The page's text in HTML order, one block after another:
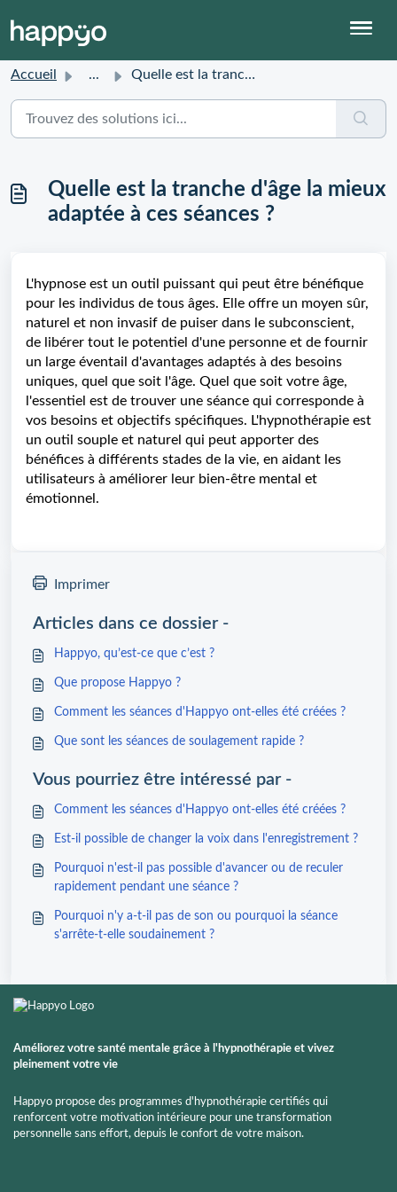
Accueil ... Quelle est la tranche d'âge la mieux adaptée à ces sé...
Quelle est la tranche d'âge la mieux
adaptée à ces séances ?
L'hypnose est un outil puissant qui peut être bénéfique
pour les individus de tous âges. Elle offre un moyen sûr,
naturel et non invasif de puiser dans le subconscient,
de libérer tout le potentiel d'une personne et de fournir
un large éventail d'avantages adaptés à des besoins
uniques, quel que soit l'âge. Quel que soit votre âge,
l'essentiel est de trouver une séance qui corresponde à
vos besoins et objectifs spécifiques. L'hypnothérapie est
un outil souple et naturel qui peut apporter des
bénéfices à différents stades de la vie, en aidant les
utilisateurs à améliorer leur bien-être mental et
émotionnel.
Imprimer
Articles dans ce dossier -
Happyo, qu’est-ce que c’est ?
Que propose Happyo ?
Comment les séances d'Happyo ont-elles été créées ?
Que sont les séances de soulagement rapide ?
Vous pourriez être intéressé par -
Comment les séances d'Happyo ont-elles été créées ?
Est-il possible de changer la voix dans l'enregistrement ?
Pourquoi n'est-il pas possible d'avancer ou de reculer
rapidement pendant une séance ?
Pourquoi n'y a-t-il pas de son ou pourquoi la séance
s'arrête-t-elle soudainement ?
Améliorez votre santé mentale grâce à l'hypnothérapie et vivez
pleinement votre vie
Happyo propose des programmes d'hypnothérapie certifiés qui
renforcent votre motivation intérieure pour une transformation
personnelle sans effort, depuis le confort de votre maison.